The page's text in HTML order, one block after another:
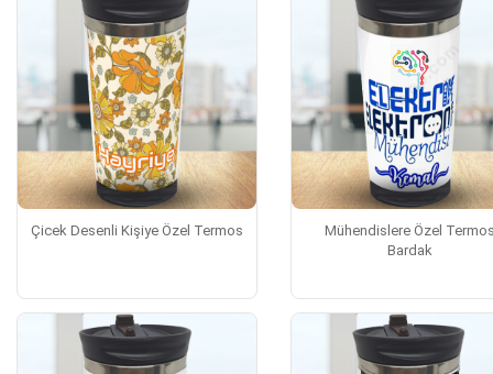
Çicek Desenli Kişiye Özel Termos
Mühendislere Özel
Bardak